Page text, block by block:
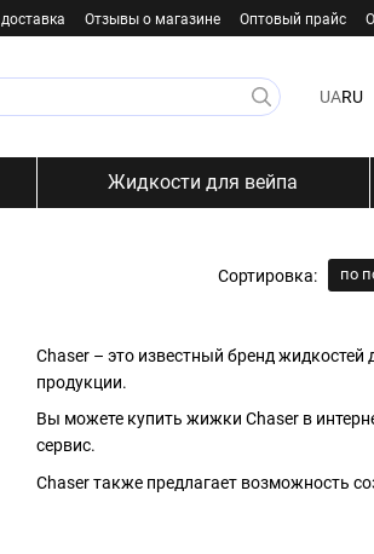
Отзывы о магазине Оптовый прайс
UARU
Жидкости для вейпа
Сортировка: по
Chaser – это известный бренд
продукции.
Вы можете купить жижки Chaser в
сервис.
Chaser также предлагает возможность